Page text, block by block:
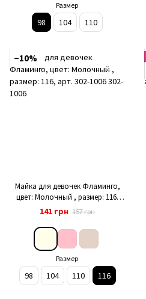
Размер
98 104 110
−10%
Майка для девочек Фламинго,
цвет: Молочный , размер: 116,
арт. 302-1006
141 грн 157 грн
Размер
98 104 110 116